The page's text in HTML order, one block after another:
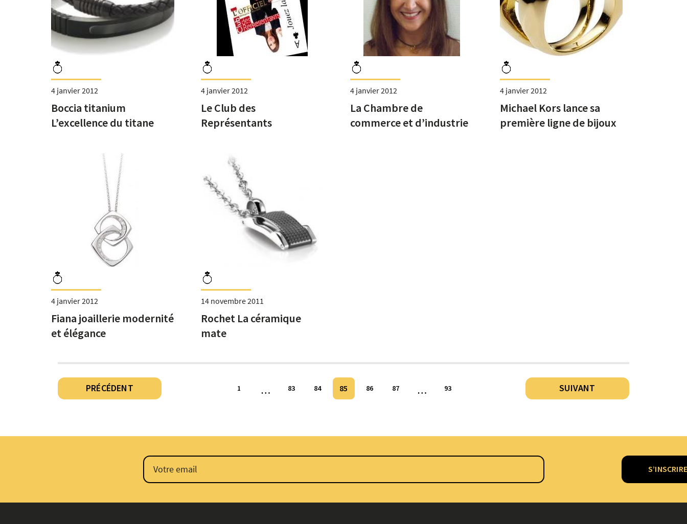
4 janvier 2012
Boccia titanium
L’excellence du titane
4 janvier 2012
Le Club des
Représentants
4 janvier 2012
La Chambre de
commerce et d’industrie
4 janvier 2012
Michael Kors lance sa
première ligne de bijoux
4 janvier 2012
Fiana joaillerie modernité
et élégance
14 novembre 2011
Rochet La céramique
mate
Pagination
PRÉCÉDENT 1 … 83 84 85 86 87 … 93 SUIVANT